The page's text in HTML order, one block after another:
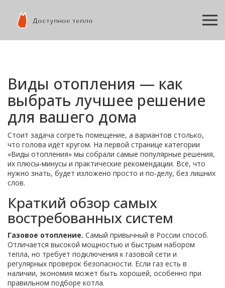
Виды отопления — как
выбрать лучшее решение
для вашего дома
Стоит задача согреть помещение, а вариантов столько,
что голова идёт кругом. На первой странице категории
«Виды отопления» мы собрали самые популярные решения,
их плюсы‑минусы и практические рекомендации. Всё, что
нужно знать, будет изложено просто и по‑делу, без лишних
слов.
Краткий обзор самых
востребованных систем
Газовое отопление. Самый привычный в России способ.
Отличается высокой мощностью и быстрым набором
тепла, но требует подключения к газовой сети и
регулярных проверок безопасности. Если газ есть в
наличии, экономия может быть хорошей, особенно при
правильном подборе котла.